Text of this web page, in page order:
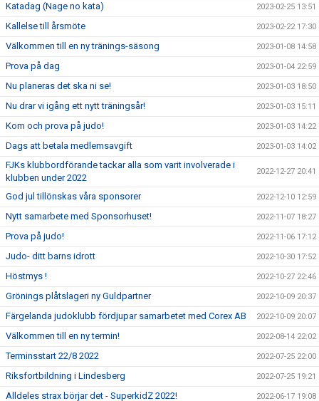
Katadag (Nage no kata) 2023-02-25 13:51
Kallelse till årsmöte 2023-02-22 17:30
Välkommen till en ny tränings-säsong 2023-01-08 14:58
Prova på dag 2023-01-04 22:59
Nu planeras det ska ni se! 2023-01-03 18:50
Nu drar vi igång ett nytt träningsår! 2023-01-03 15:11
Kom och prova på judo! 2023-01-03 14:22
Dags att betala medlemsavgift 2023-01-03 14:02
FJKs klubbordförande tackar alla som varit involverade i
klubben under 2022
2022-12-27 20:41
God jul tillönskas våra sponsorer 2022-12-10 12:59
Nytt samarbete med Sponsorhuset! 2022-11-07 18:27
Prova på judo! 2022-11-06 17:12
Judo- ditt barns idrott 2022-10-30 17:52
Höstmys ! 2022-10-27 22:46
Grönings plåtslageri ny Guldpartner 2022-10-09 20:37
Färgelanda judoklubb fördjupar samarbetet med Corex AB 2022-10-09 20:07
Välkommen till en ny termin! 2022-08-14 22:02
Terminsstart 22/8 2022 2022-07-25 22:00
Riksfortbildning i Lindesberg 2022-07-25 19:21
Alldeles strax börjar det - SuperkidZ 2022! 2022-06-17 19:08